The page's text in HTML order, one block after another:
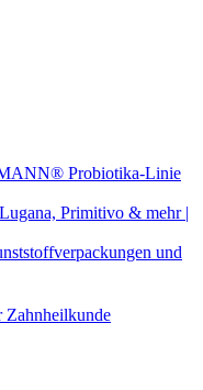
Probiotika-Linie
Primitivo & mehr |
und